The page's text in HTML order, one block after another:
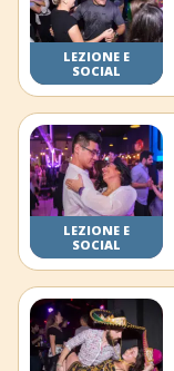
LEZIONE E
SOCIAL
LEZIONE E
SOCIAL